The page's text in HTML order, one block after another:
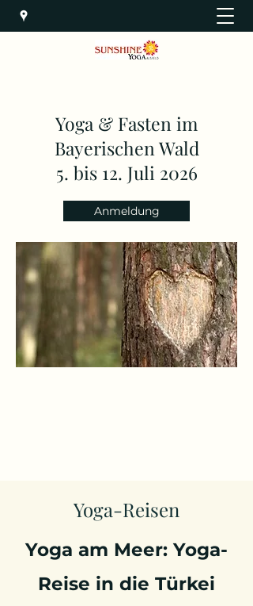
Yoga & Fasten im
Bayerischen Wald
5. bis 12. Juli 2026
Anmeldung
Yoga-Reisen
Yoga am Meer: Yoga-
Reise in die Türkei